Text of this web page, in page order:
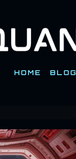
HOME BLOG